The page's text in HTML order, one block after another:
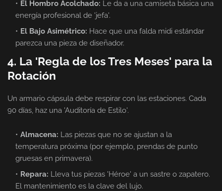
El Hombro Acolchado: Le da a una camiseta básica una
energía profesional de 'jefa'.
El Bajo Asimétrico: Hace que una falda midi estándar
parezca una pieza de diseñador.
4. La 'Regla de los Tres Meses' para la
Rotación
Un armario cápsula debe respirar con las estaciones. Cada
90 días, haz una 'Auditoría de Estilo'.
Almacena: Las piezas que no se ajustan a la
temperatura próxima (por ejemplo, prendas de punto
gruesas en primavera).
Repara: Lleva tus piezas 'Héroe' a un sastre o zapatero.
El mantenimiento es la clave del lujo.